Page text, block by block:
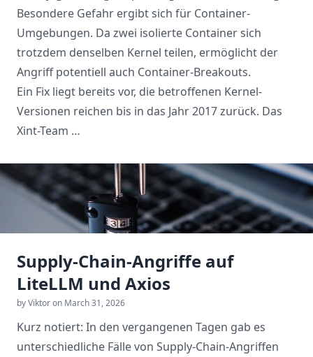
Besondere Gefahr ergibt sich für Container-
Umgebungen. Da zwei isolierte Container sich
trotzdem denselben Kernel teilen, ermöglicht der
Angriff potentiell auch Container-Breakouts.
Ein Fix liegt bereits vor, die betroffenen Kernel-
Versionen reichen bis in das Jahr 2017 zurück. Das
Xint-Team …
Supply-Chain-Angriffe auf
LiteLLM und Axios
by Viktor on March 31, 2026
Kurz notiert: In den vergangenen Tagen gab es
unterschiedliche Fälle von Supply-Chain-Angriffen